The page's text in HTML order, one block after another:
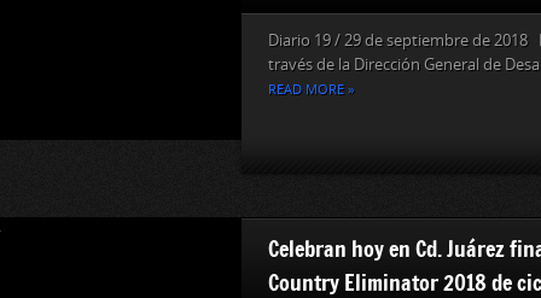
Diario 19 / 29 de septiembre de 2018
través de la Dirección General de
READ MORE »
Celebran hoy en Cd. Juárez
Country Eliminator 2018 de